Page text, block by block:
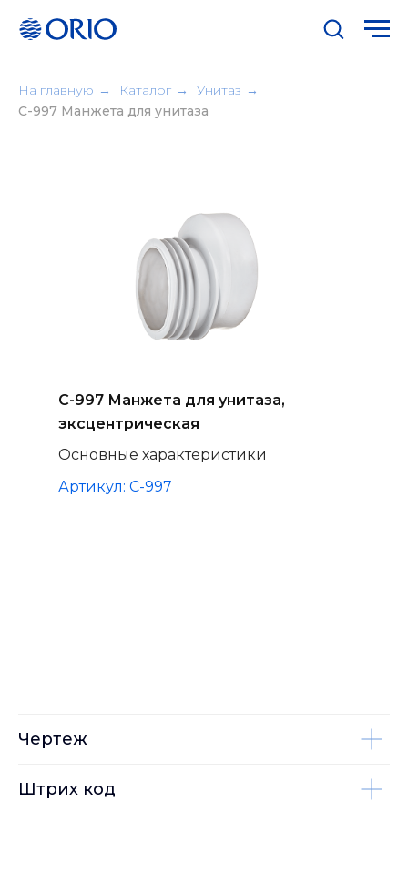
На главную → Каталог → Унитаз →
C-997 Манжета для унитаза
Основные характеристики
C-997 Манжета для унитаза,
эксцентрическая
Артикул: C-997
Чертеж
Штрих код